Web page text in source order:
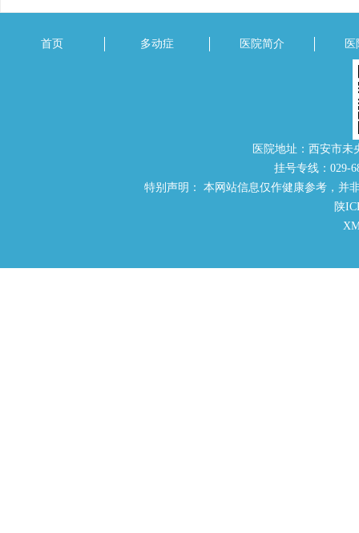
首页 多动症 医院简介
医院地址：西安市
挂号专线：029-
特别声明： 本网站信息仅作健康参考，并
陕